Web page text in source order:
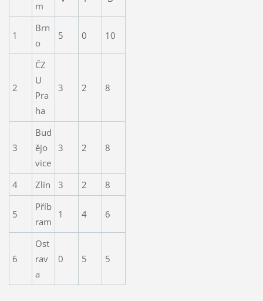
m
1
Brn
o
5 0 10
2
ČZ
U
Pra
ha
3 2 8
3
Bud
ějo
vice
3 2 8
4 Zlín 3 2 8
5
Příb
ram
1 4 6
6
Ost
rav
a
0 5 5